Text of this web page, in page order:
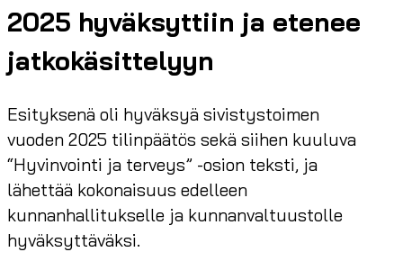
2025 hyväksyttiin ja etenee
jatkokäsittelyyn
Esityksenä oli hyväksyä sivistystoimen
vuoden 2025 tilinpäätös sekä siihen kuuluva
“Hyvinvointi ja terveys” -osion teksti, ja
lähettää kokonaisuus edelleen
kunnanhallitukselle ja kunnanvaltuustolle
hyväksyttäväksi.